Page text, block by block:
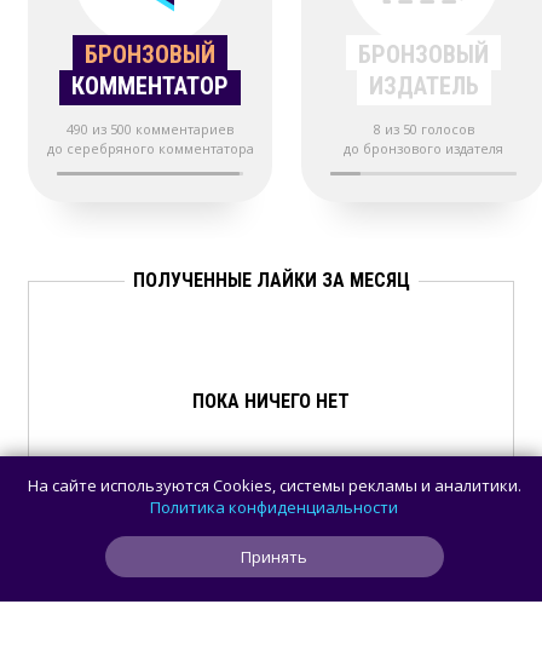
БРОНЗОВЫЙ
КОММЕНТАТОР
490 из 500 комментариев
до серебряного комментатора
БРОНЗОВЫЙ
ИЗДАТЕЛЬ
8 из 50 голосов
до бронзового издателя
ПОЛУЧЕННЫЕ ЛАЙКИ ЗА МЕСЯЦ
ПОКА НИЧЕГО НЕТ
На сайте используются Cookies, системы рекламы и аналитики.
Политика конфиденциальности
Принять